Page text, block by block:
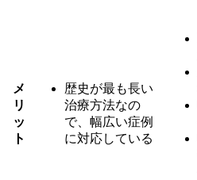
メ
リ
ッ
ト
歴史が最も長い
治療方法なの
で、幅広い症例
に対応している